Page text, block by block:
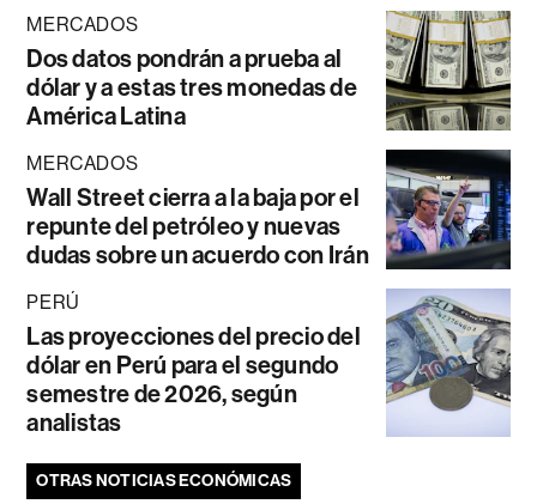
MERCADOS
Dos datos pondrán a prueba al
dólar y a estas tres monedas de
América Latina
MERCADOS
Wall Street cierra a la baja por el
repunte del petróleo y nuevas
dudas sobre un acuerdo con Irán
PERÚ
Las proyecciones del precio del
dólar en Perú para el segundo
semestre de 2026, según
analistas
OTRAS NOTICIAS ECONÓMICAS